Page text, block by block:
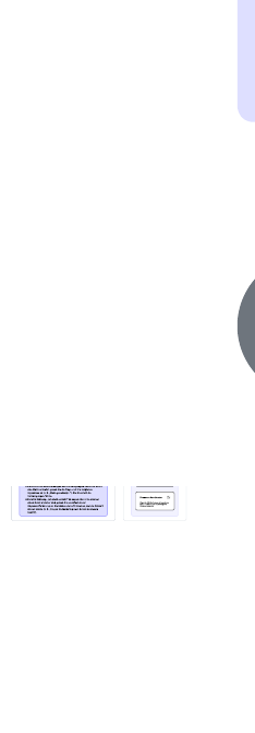
Zur Vorlage BPMN-Prozessfluss